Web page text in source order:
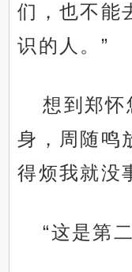
们，也不能
识的人。”
想到郑怀
身，周随鸣
得烦我就没
“这是第